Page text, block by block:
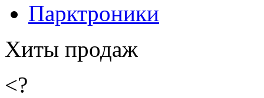
Парктроники
Хиты продаж
<?